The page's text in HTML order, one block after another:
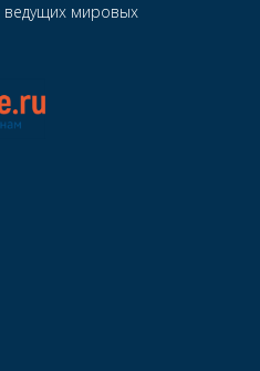
ведущих мировых